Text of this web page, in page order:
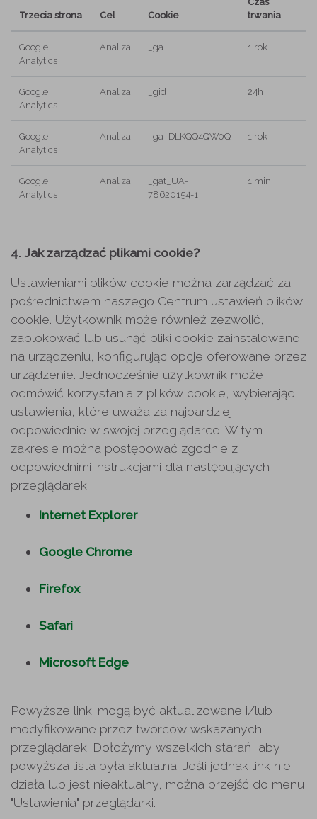
Trzecia strona Cel Cookie
trwania
Google
Analytics
Analiza _ga 1 rok
Google
Analytics
Analiza _gid 24h
Google
Analytics
Analiza _ga_DLKQQ4QW0Q 1 rok
Google
Analytics
Analiza
_gat_UA-
78620154-1
1 min
4. Jak zarządzać plikami cookie?
Ustawieniami plików cookie można zarządzać za
pośrednictwem naszego Centrum ustawień plików
cookie. Użytkownik może również zezwolić,
zablokować lub usunąć pliki cookie zainstalowane
na urządzeniu, konfigurując opcje oferowane przez
urządzenie. Jednocześnie użytkownik może
odmówić korzystania z plików cookie, wybierając
ustawienia, które uważa za najbardziej
odpowiednie w swojej przeglądarce. W tym
zakresie można postępować zgodnie z
odpowiednimi instrukcjami dla następujących
przeglądarek:
Internet Explorer
Google Chrome
Firefox
Safari
Microsoft Edge
Powyższe linki mogą być aktualizowane i/lub
modyfikowane przez twórców wskazanych
przeglądarek. Dołożymy wszelkich starań, aby
powyższa lista była aktualna. Jeśli jednak link nie
działa lub jest nieaktualny, można przejść do menu
"Ustawienia" przeglądarki.